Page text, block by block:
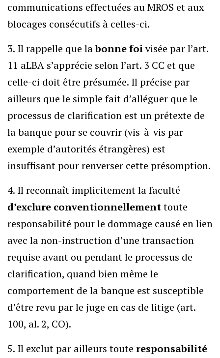
communications effectuées au MROS et aux
blocages consécutifs à celles-ci.
3. Il rappelle que labonne foivisée par l’art.
11 aLBA s’apprécie selon l’art. 3 CC et que
celle-ci doit être présumée. Il précise par
ailleurs que le simple fait d’alléguer que le
processus de clarification est un prétexte de
la banque pour se couvrir (vis-à-vis par
exemple d’autorités étrangères) est
insuffisant pour renverser cette présomption.
4. Il reconnaît implicitement la faculté
d’exclure conventionnellementtoute
responsabilité pour le dommage causé en lien
avec la non-instruction d’une transaction
requise avant ou pendant le processus de
clarification, quand bien même le
comportement de la banque est susceptible
d’être revu par le juge en cas de litige (art.
100, al. 2, CO).
5. Il exclut par ailleurs toute responsabilité